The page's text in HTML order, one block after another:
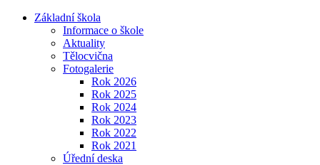
Základní škola
Informace o škole
Aktuality
Tělocvična
Fotogalerie
Rok 2026
Rok 2025
Rok 2024
Rok 2023
Rok 2022
Rok 2021
Úřední deska